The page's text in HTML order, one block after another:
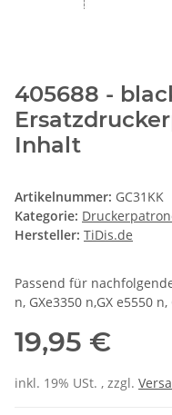
405688 -
Inhalt
Artikelnummer: GC31KK
Kategorie:
Hersteller: TiDis.de
Passend für
n, GXe3350 n,GX e5550 n,
19,95 €
inkl. 19% USt. , zzgl.